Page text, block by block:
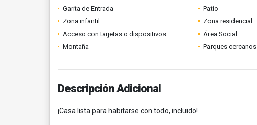
Garita de Entrada
Patio
Zona infantil
Zona residencial
Acceso con tarjetas o dispositivos
Área Social
Montaña
Parques cercanos
Descripción Adicional
¡Casa lista para habitarse con todo, incluido!